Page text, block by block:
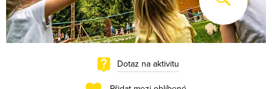
Dotaz na aktivitu